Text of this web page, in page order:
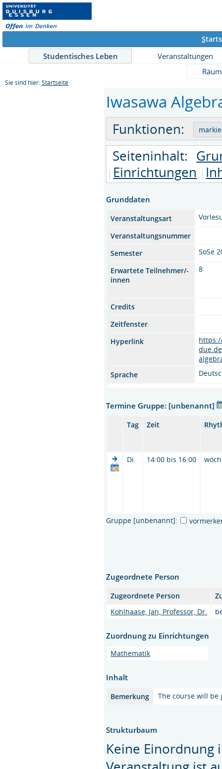
S
Studentisches Leben
Veranstaltungen
Sie sind hier: Startseite
Iwasawa
Funktionen:
Seiteninhalt:
Einrichtungen
Grunddaten
Veranstaltungsart
Veranstaltungsnummer
Semester
SoSe
Erwartete Teilnehmer/-
innen
8
Credits
Zeitfenster
Hyperlink
Sprache
Termine Gruppe: [unbenannt]
Tag Zeit
Di. 14:00 bis 16:00
Gruppe [unbenannt]:
Zugeordnete Person
Zugeordnete Person
Kohlhaase, Jan, Professor, Dr.
Zuordnung zu Einrichtungen
Mathematik
Inhalt
Bemerkung The course will be
Strukturbaum
Keine Einordnung